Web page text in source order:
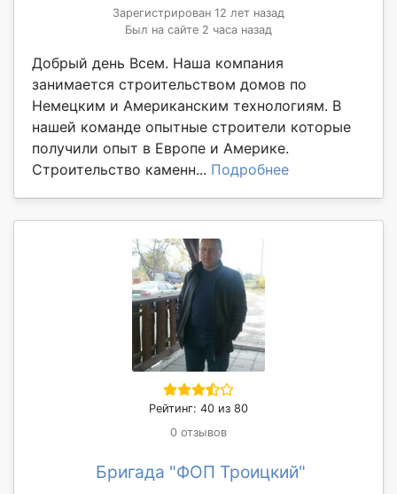
Зарегистрирован 12 лет назад
Был на сайте 2 часа назад
Добрый день Всем. Наша компания
занимается строительством домов по
Немецким и Американским технологиям. В
нашей команде опытные строители которые
получили опыт в Европе и Америке.
Строительство каменн... Подробнее
Рейтинг: 40 из 80
0 отзывов
Бригада "ФОП Троицкий"